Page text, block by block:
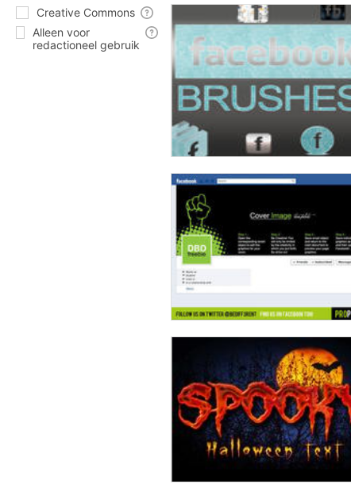
Creative Commons
Alleen voor
redactioneel gebruik